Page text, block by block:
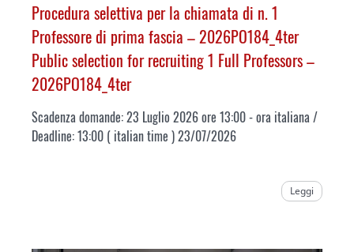
Procedura selettiva per la chiamata di n. 1
Professore di prima fascia – 2026PO184_4ter
Public selection for recruiting 1 Full Professors –
2026PO184_4ter
Scadenza domande: 23 Luglio 2026 ore 13:00 - ora italiana /
Deadline: 13:00 ( italian time ) 23/07/2026
Leggi